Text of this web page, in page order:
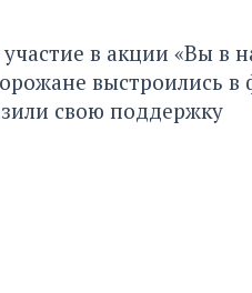
в акции «Вы в
выстроились в
свою поддержку